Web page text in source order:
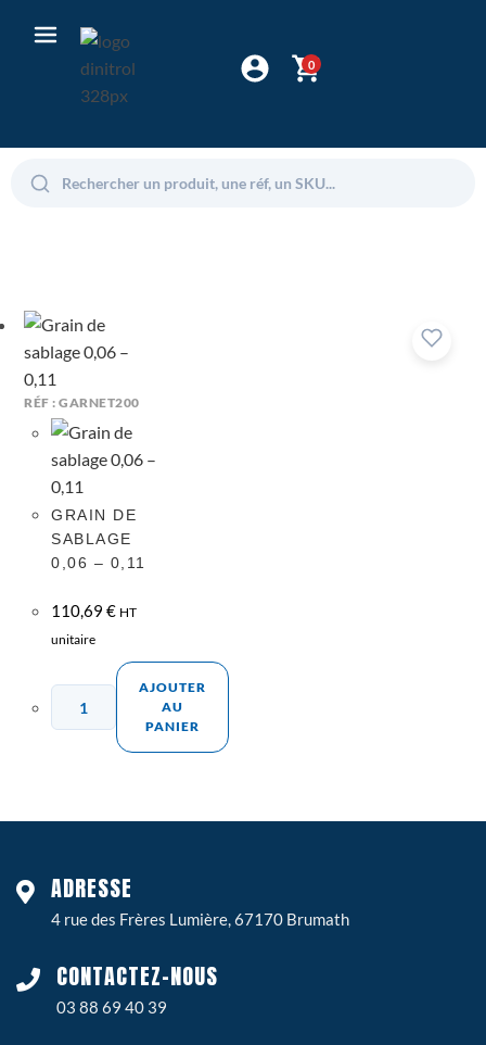
0
RÉF : GARNET200
GRAIN DE
SABLAGE
0,06 – 0,11
110,69€ HT
unitaire
AJOUTER
AU
PANIER
ADRESSE
4 rue des Frères Lumière, 67170 Brumath
CONTACTEZ-NOUS
03 88 69 40 39